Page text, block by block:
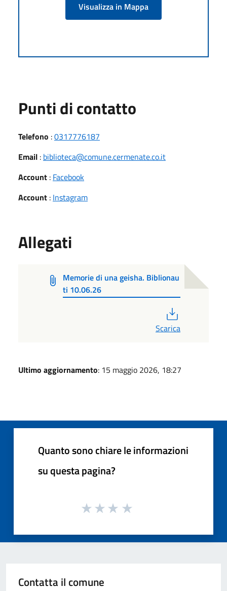
Visualizza in Mappa
Punti di contatto
Telefono :0317776187
Email : biblioteca@comune.cermenate.co.it
Account : Facebook
Account : Instagram
Allegati
Memorie di una geisha. Biblionau
ti 10.06.26
Scarica
Ultimo aggiornamento: 15 maggio 2026, 18:27
Quanto sono chiare le informazioni
su questa pagina?
Contatta il comune